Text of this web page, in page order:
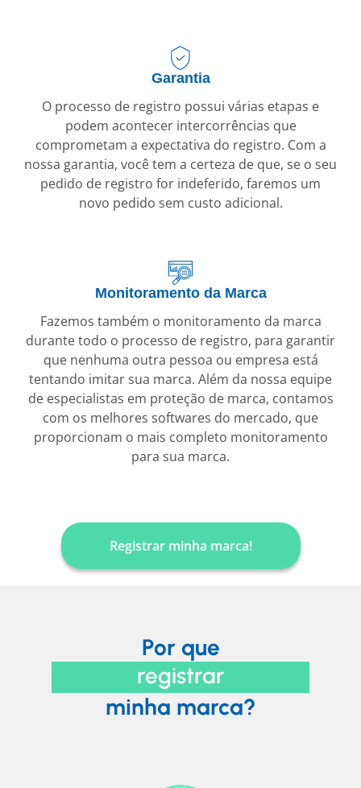
Garantia
O processo de registro possui várias etapas e
podem acontecer intercorrências que
comprometam a expectativa do registro. Com a
nossa garantia, você tem a certeza de que, se o seu
pedido de registro for indeferido, faremos um
novo pedido sem custo adicional.
Monitoramento da Marca
Fazemos também o monitoramento da marca
durante todo o processo de registro, para garantir
que nenhuma outra pessoa ou empresa está
tentando imitar sua marca. Além da nossa equipe
de especialistas em proteção de marca, contamos
com os melhores softwares do mercado, que
proporcionam o mais completo monitoramento
para sua marca.
Registrar minha marca!
Por que
registrar
minha marca?